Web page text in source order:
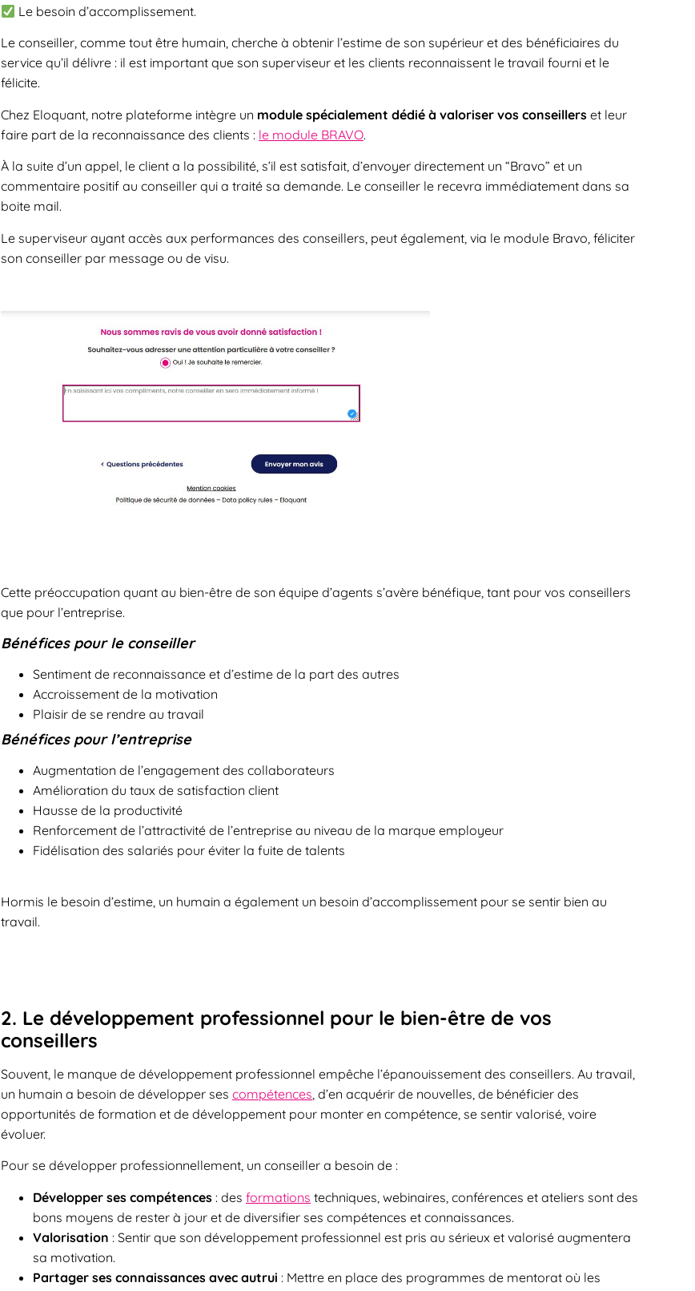
Le besoin d’accomplissement.
Le conseiller, comme tout être humain, cherche à obtenir l’estime de son supérieur et des bénéficiaires du
service qu’il délivre : il est important que son superviseur et les clients reconnaissent le travail fourni et le
félicite.
Chez Eloquant, notre plateforme intègre un module spécialement dédié à valoriser vos conseillerset leur
faire part de la reconnaissance des clients : le module BRAVO.
À la suite d’un appel, le client a la possibilité, s’il est satisfait, d’envoyer directement un “Bravo” et un
commentaire positif au conseiller qui a traité sa demande. Le conseiller le recevra immédiatement dans sa
boite mail.
Le superviseur ayant accès aux performances des conseillers, peut également, via le module Bravo, féliciter
son conseiller par message ou de visu.
Cette préoccupation quant au bien-être de son équipe d’agents s’avère bénéfique, tant pour vos conseillers
que pour l’entreprise.
Bénéfices pour le conseiller
Sentiment de reconnaissance et d’estime de la part des autres
Accroissement de la motivation
Plaisir de se rendre au travail
Bénéfices pour l’entreprise
Augmentation de l’engagement des collaborateurs
Amélioration du taux de satisfaction client
Hausse de la productivité
Renforcement de l’attractivité de l’entreprise au niveau de la marque employeur
Fidélisation des salariés pour éviter la fuite de talents
Hormis le besoin d’estime, un humain a également un besoin d’accomplissement pour se sentir bien au
travail.
2. Le développement professionnel pour le bien-être de vos
conseillers
Souvent, le manque de développement professionnel empêche l’épanouissement des conseillers. Au travail,
un humain a besoin de développer ses compétences, d’en acquérir de nouvelles, de bénéficier des
opportunités de formation et de développement pour monter en compétence, se sentir valorisé, voire
évoluer.
Pour se développer professionnellement, un conseiller a besoin de :
Développer ses compétences: des formations techniques, webinaires, conférences et ateliers sont des
bons moyens de rester à jour et de diversifier ses compétences et connaissances.
Valorisation : Sentir que son développement professionnel est pris au sérieux et valorisé augmentera
sa motivation.
Partager ses connaissances avec autrui : Mettre en place des programmes de mentorat où les